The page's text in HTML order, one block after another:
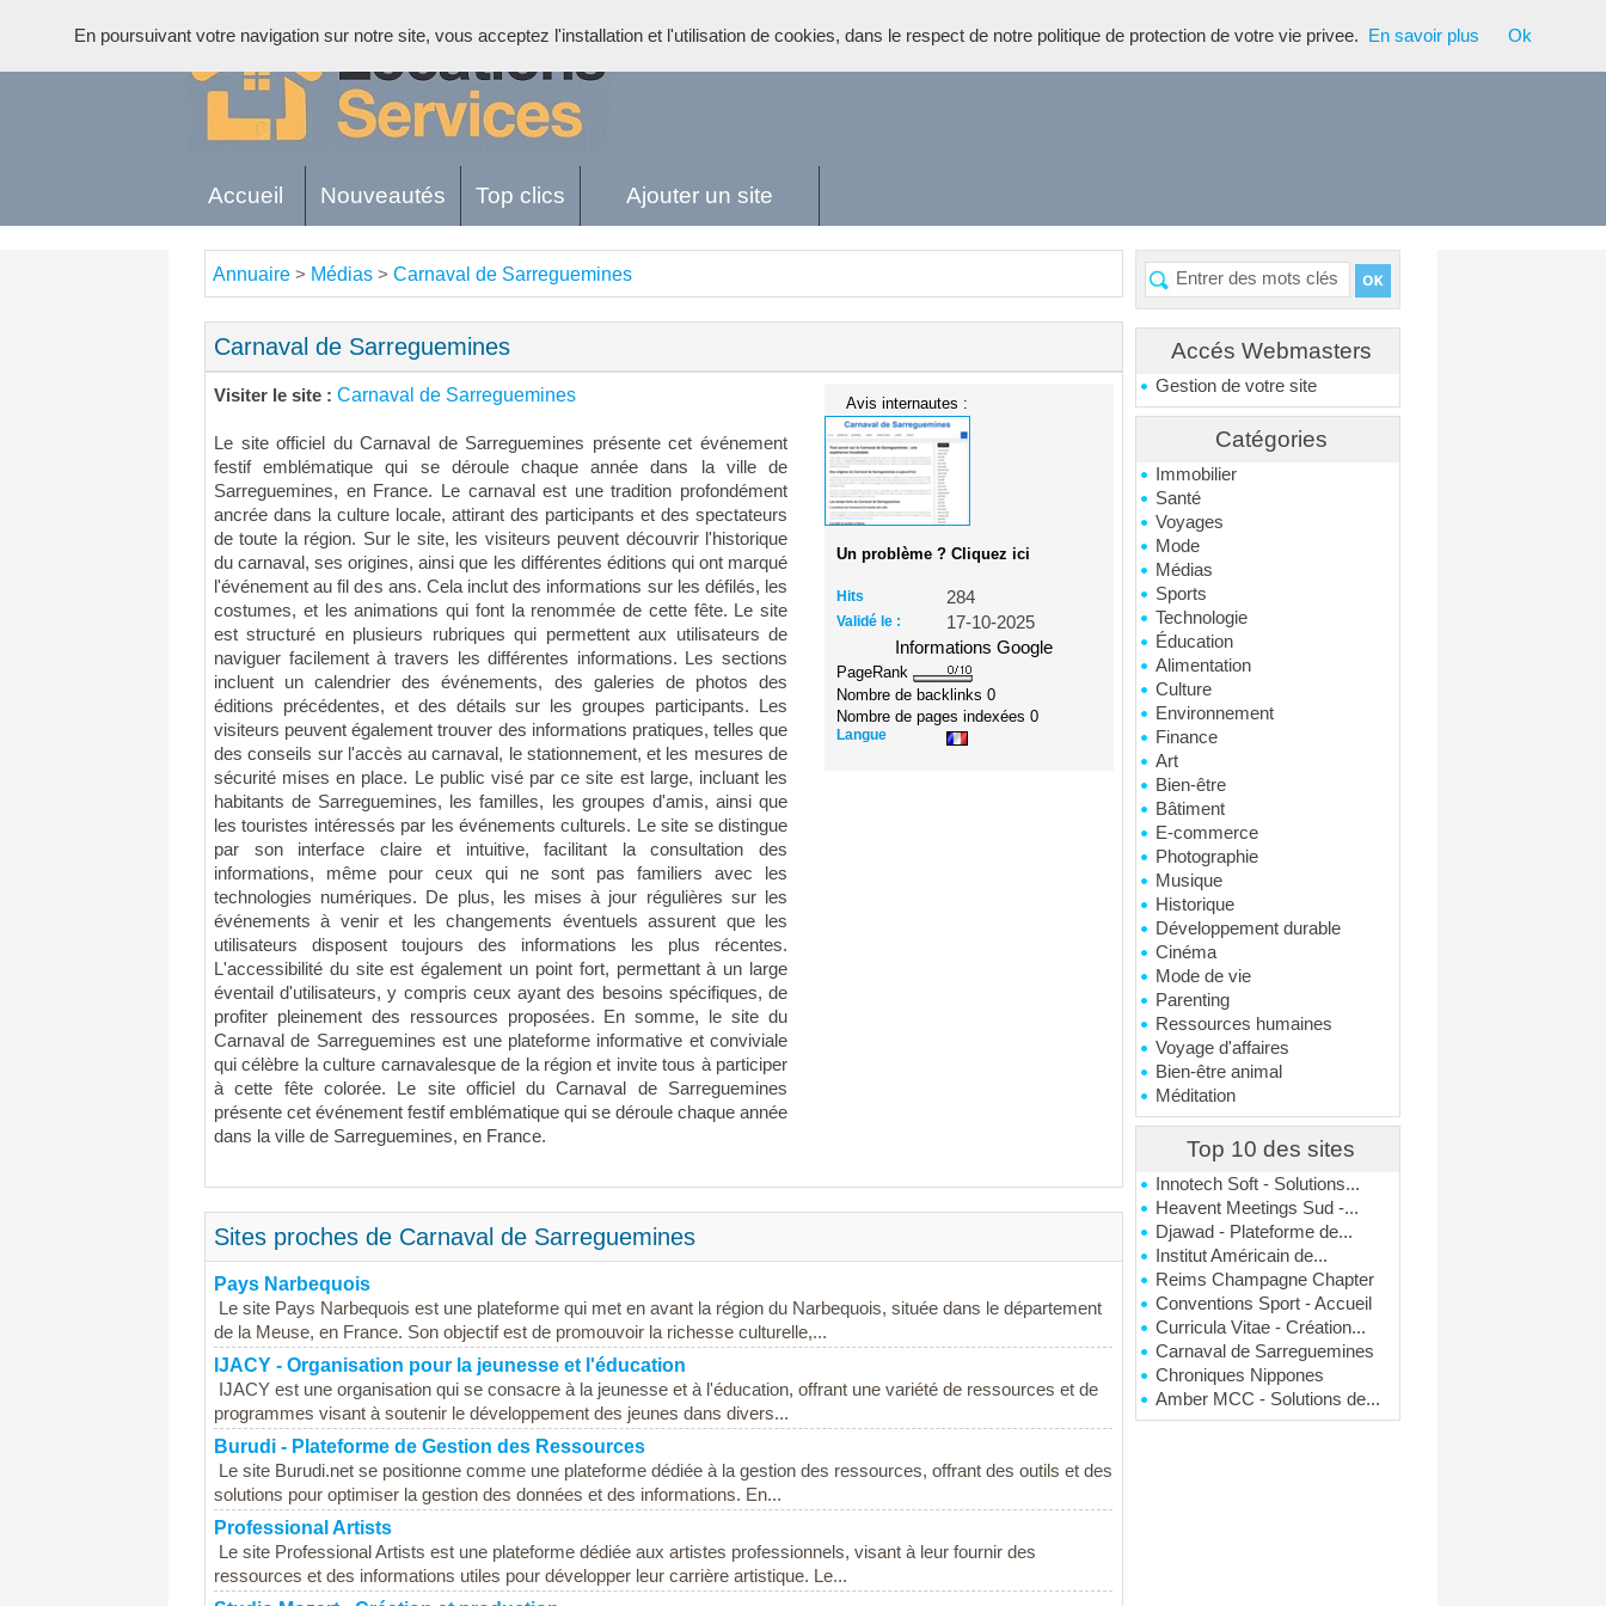
Accueil Nouveautés Top clics Ajouter un site
Accés Webmasters
Gestion de votre site
Catégories
Immobilier
Santé
Voyages
Mode
Médias
Sports
Technologie
Éducation
Alimentation
Culture
Environnement
Finance
Art
Bien-être
Bâtiment
E-commerce
Photographie
Musique
Historique
Développement durable
Cinéma
Mode de vie
Parenting
Ressources humaines
Voyage d'affaires
Bien-être animal
Méditation
Top 10 des sites
Innotech Soft - Solutions...
Heavent Meetings Sud -...
Djawad - Plateforme de...
Institut Américain de...
Reims Champagne Chapter
Conventions Sport - Accueil
Curricula Vitae - Création...
Carnaval de Sarreguemines
Chroniques Nippones
Amber MCC - Solutions de...
Annuaire > Médias > Carnaval de Sarreguemines
Carnaval de Sarreguemines
Visiter le site : Carnaval de Sarreguemines
Le site officiel du Carnaval de Sarreguemines présente cet événement
festif emblématique qui se déroule chaque année dans la ville de
Sarreguemines, en France. Le carnaval est une tradition profondément
ancrée dans la culture locale, attirant des participants et des spectateurs
de toute la région. Sur le site, les visiteurs peuvent découvrir l'historique
du carnaval, ses origines, ainsi que les différentes éditions qui ont marqué
l'événement au fil des ans. Cela inclut des informations sur les défilés, les
costumes, et les animations qui font la renommée de cette fête. Le site
est structuré en plusieurs rubriques qui permettent aux utilisateurs de
naviguer facilement à travers les différentes informations. Les sections
incluent un calendrier des événements, des galeries de photos des
éditions précédentes, et des détails sur les groupes participants. Les
visiteurs peuvent également trouver des informations pratiques, telles que
des conseils sur l'accès au carnaval, le stationnement, et les mesures de
sécurité mises en place. Le public visé par ce site est large, incluant les
habitants de Sarreguemines, les familles, les groupes d'amis, ainsi que
les touristes intéressés par les événements culturels. Le site se distingue
par son interface claire et intuitive, facilitant la consultation des
informations, même pour ceux qui ne sont pas familiers avec les
technologies numériques. De plus, les mises à jour régulières sur les
événements à venir et les changements éventuels assurent que les
utilisateurs disposent toujours des informations les plus récentes.
L'accessibilité du site est également un point fort, permettant à un large
éventail d'utilisateurs, y compris ceux ayant des besoins spécifiques, de
profiter pleinement des ressources proposées. En somme, le site du
Carnaval de Sarreguemines est une plateforme informative et conviviale
qui célèbre la culture carnavalesque de la région et invite tous à participer
à cette fête colorée. Le site officiel du Carnaval de Sarreguemines
présente cet événement festif emblématique qui se déroule chaque année
dans la ville de Sarreguemines, en France.
Avis internautes :
Un problème ? Cliquez ici
Hits 284
Validé le :
17-10-2025
Informations Google
PageRank
Nombre de backlinks0
Nombre de pages indexées0
Langue
Sites proches de Carnaval de Sarreguemines
Pays Narbequois
Le site Pays Narbequois est une plateforme qui met en avant la région du Narbequois, située dans le département
de la Meuse, en France. Son objectif est de promouvoir la richesse culturelle,...
IJACY - Organisation pour la jeunesse et l'éducation
IJACY est une organisation qui se consacre à la jeunesse et à l'éducation, offrant une variété de ressources et de
programmes visant à soutenir le développement des jeunes dans divers...
Burudi - Plateforme de Gestion des Ressources
Le site Burudi.net se positionne comme une plateforme dédiée à la gestion des ressources, offrant des outils et des
solutions pour optimiser la gestion des données et des informations. En...
Professional Artists
Le site Professional Artists est une plateforme dédiée aux artistes professionnels, visant à leur fournir des
ressources et des informations utiles pour développer leur carrière artistique. Le...
En poursuivant votre navigation sur notre site, vous acceptez l'installation et l'utilisation de cookies, dans le respect de notre politique de protection de votre vie privee. En savoir plus Ok